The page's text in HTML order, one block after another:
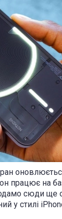
працює на
сюди ще
у стилі